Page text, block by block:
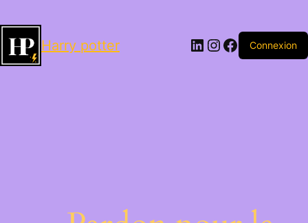
Harry potter LinkedIn
Instagram
Facebook
Connexion